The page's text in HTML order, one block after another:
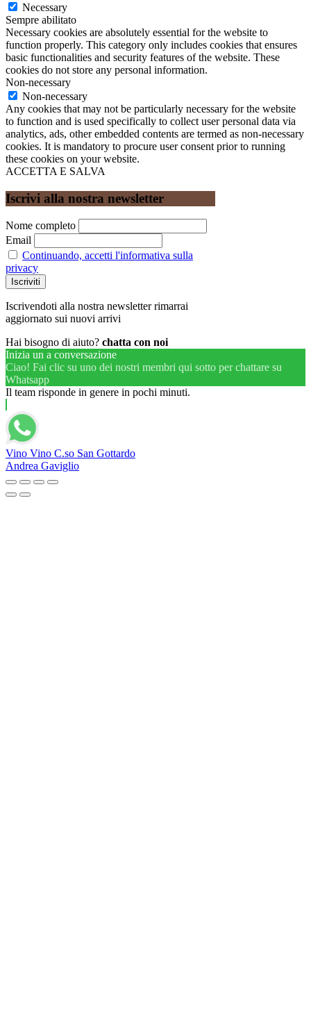
Necessary
Sempre abilitato
Necessary cookies are absolutely essential for the website to
function properly. This category only includes cookies that ensures
basic functionalities and security features of the website. These
cookies do not store any personal information.
Non-necessary
Non-necessary
Any cookies that may not be particularly necessary for the website
to function and is used specifically to collect user personal data via
analytics, ads, other embedded contents are termed as non-necessary
cookies. It is mandatory to procure user consent prior to running
these cookies on your website.
ACCETTA E SALVA
Iscrivi alla nostra newsletter
Nome completo
Email
Continuando, accetti l'informativa sulla
privacy
Iscrivendoti alla nostra newsletter rimarrai
aggiornato sui nuovi arrivi
Hai bisogno di aiuto? chatta con noi
Inizia un a conversazione
Ciao! Fai clic su uno dei nostri membri qui sotto per chattare su
Whatsapp
Il team risponde in genere in pochi minuti.
Vino Vino C.so San Gottardo
Andrea Gaviglio